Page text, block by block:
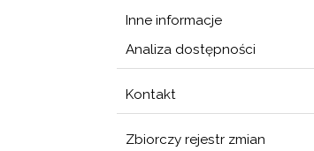
Inne informacje
Analiza dostępności
Kontakt
Zbiorczy rejestr zmian